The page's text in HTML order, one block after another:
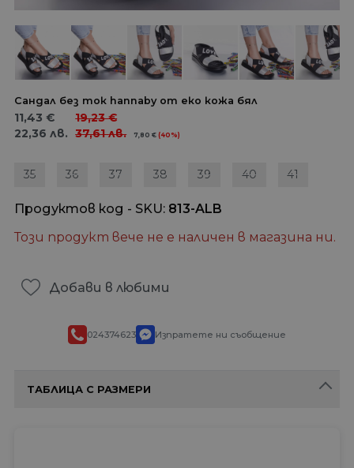
Сандал без ток hannaby от еко кожа бял
11,43 €
22,36 лв.
19,23€
37,61лв. 7,80€ (40%)
35 36 37 38 39 40 41
Продуктов код - SKU 813-ALB
Този продукт вече не е наличен в магазина ни.
Добави в любими
024374623 Изпратете ни съобщение
ТАБЛИЦА С РАЗМЕРИ